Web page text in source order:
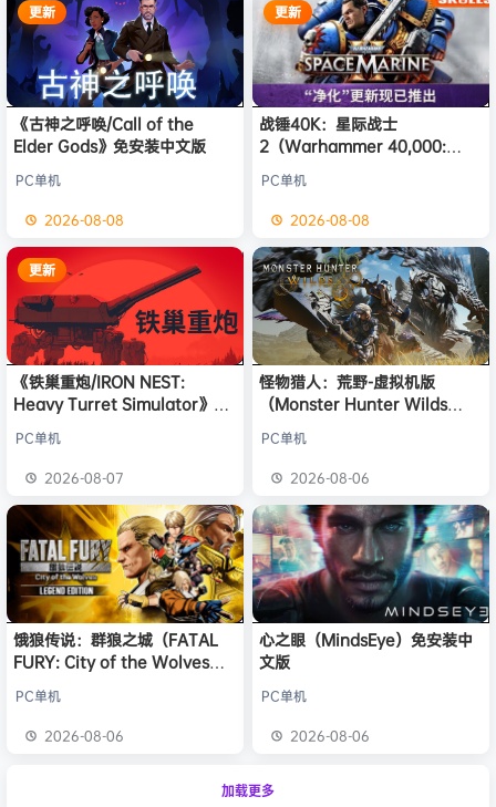
更新
《古神之呼唤/Call of the
Elder Gods》免安装中文版
PC单机
2026-08-08
更新
战锤40K：星际战士
2（Warhammer 40,000:
版
PC单机
2026-08-08
更新
《铁巢重炮/IRON NEST:
Heavy Turret Simulator》免
PC单机
2026-08-07
怪物猎人：荒野-虚拟机版
（Monster Hunter Wilds
PC单机
2026-08-06
饿狼传说：群狼之城（FATAL
FURY: City of the Wolves）
PC单机
2026-08-06
心之眼（MindsEye）免安装中
文版
PC单机
2026-08-06
加载更多